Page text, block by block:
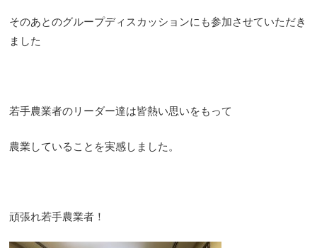
そのあとのグループディスカッションにも参加させていただき
ました
若手農業者のリーダー達は皆熱い思いをもって
農業していることを実感しました。
頑張れ若手農業者！